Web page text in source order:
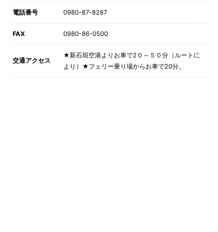
電話番号 0980-87-8287
FAX 0980-86-0500
交通アクセス
★新石垣空港よりお車で2０～５０分（ルートに
より）★フェリー乗り場からお車で20分。